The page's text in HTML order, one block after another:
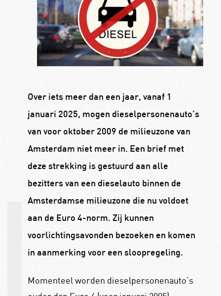
Over iets meer dan een jaar, vanaf 1
januari 2025, mogen dieselpersonenauto’s
van voor oktober 2009 de milieuzone van
Amsterdam niet meer in. Een brief met
deze strekking is gestuurd aan alle
bezitters van een dieselauto binnen de
Amsterdamse milieuzone die nu voldoet
aan de Euro 4-norm. Zij kunnen
voorlichtingsavonden bezoeken en komen
in aanmerking voor een sloopregeling.
Momenteel worden dieselpersonenauto’s